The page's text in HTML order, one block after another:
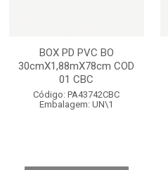
BOX PD PVC BO
30cmX1,88mX78cm COD
01 CBC
Código: PA43742CBC
Embalagem: UN\1